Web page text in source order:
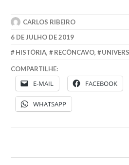
CARLOS RIBEIRO
6 DE JULHO DE 2019
HISTÓRIA, RECÔNCAVO,
COMPARTILHE:
E-MAIL FACEBOOK
WHATSAPP